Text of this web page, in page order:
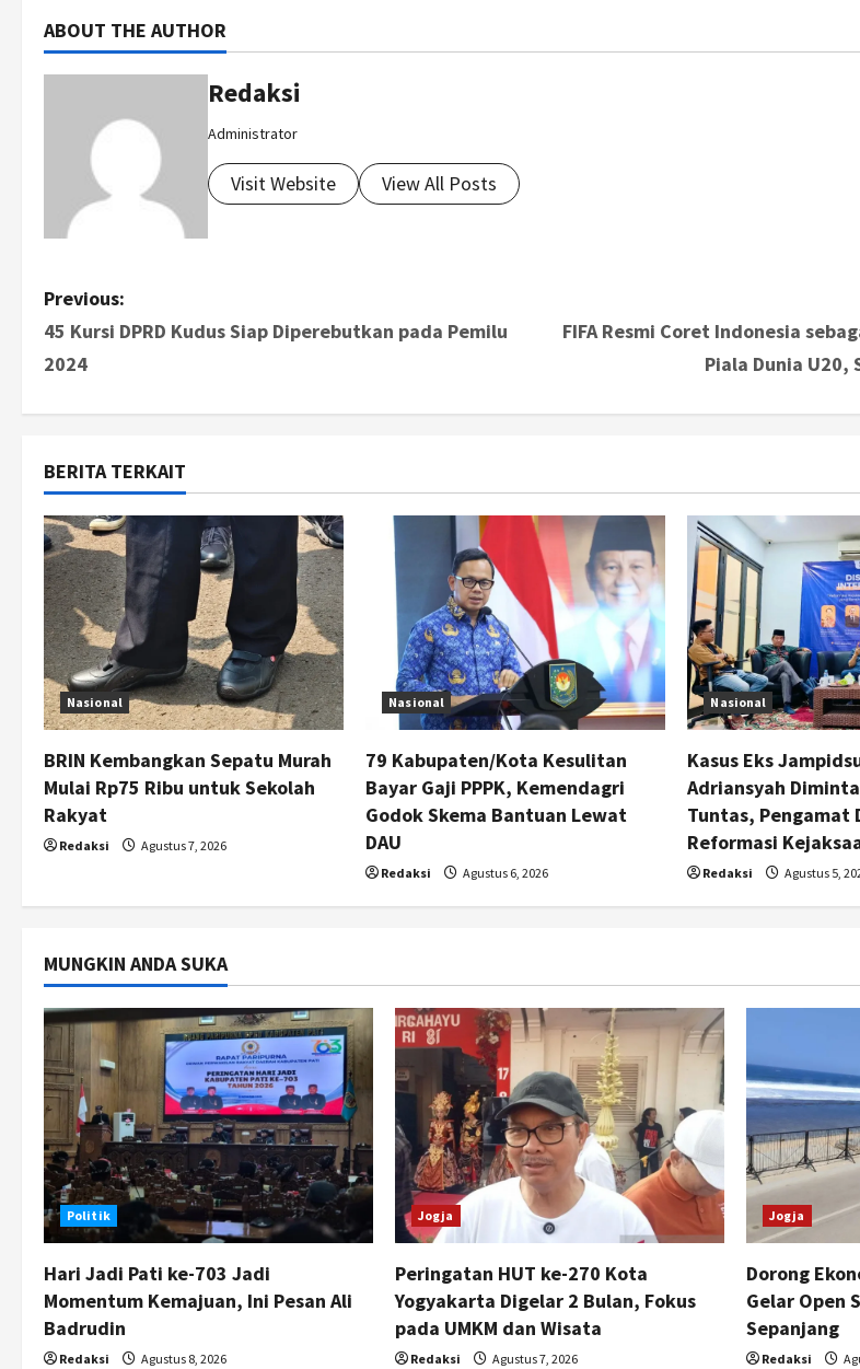
ABOUT THE AUTHOR
Redaksi
Administrator
Visit Website View All Posts
P
o
n
a
v
i
g
a
t
i
o
n
Previous:
45 Kursi DPRD Kudus Siap Diperebutkan pada Pemilu
2024
FIFA Resmi Coret Indonesia
Piala Dunia U20,
BERITA TERKAIT
Nasional
BRIN Kembangkan Sepatu Murah
Mulai Rp75 Ribu untuk Sekolah
Rakyat
Redaksi Agustus 7, 2026
Nasional
79 Kabupaten/Kota Kesulitan
Bayar Gaji PPPK, Kemendagri
Godok Skema Bantuan Lewat
DAU
Redaksi Agustus 6, 2026
Nasional
Kasus Eks
Adriansyah
Tuntas, Pengamat
Reformasi
Redaksi Agustus 5,
MUNGKIN ANDA SUKA
Politik
Hari Jadi Pati ke-703 Jadi
Momentum Kemajuan, Ini Pesan Ali
Badrudin
Redaksi Agustus 8, 2026
Jogja
Peringatan HUT ke-270 Kota
Yogyakarta Digelar 2 Bulan, Fokus
pada UMKM dan Wisata
Redaksi Agustus 7, 2026
Jogja
Dorong
Gelar Open
Sepanjang
Redaksi